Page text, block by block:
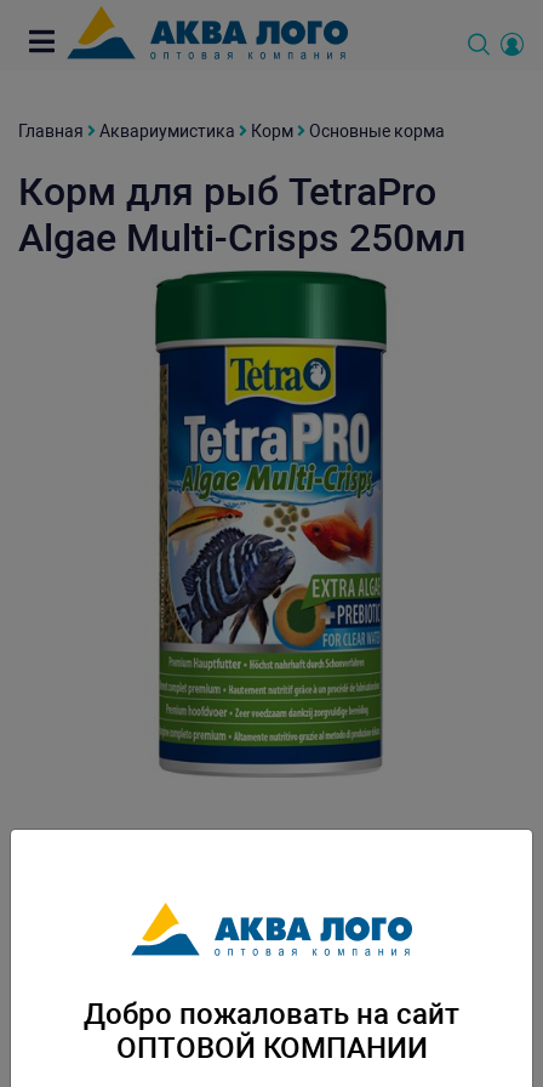
Главная Аквариумистика Корм Основные корма
Корм для рыб TetraPro
Algae Multi-Crisps 250мл
дополнительная защита организма. -концентрированное содержание
спирулины -содержит здоровые, легко усваиваемые жизненно важные
вещества, микроэлементы и витамины -поддерживает жизненную силу
Скачать каталогДобро пожаловать на сайт
ОПТОВОЙ КОМПАНИИ